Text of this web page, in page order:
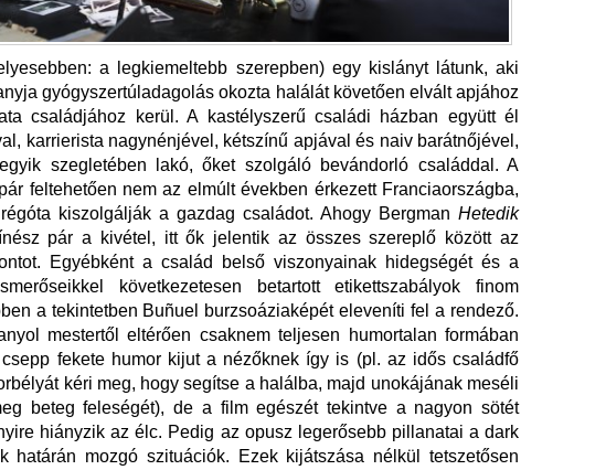
a legkiemeltebb szerepben) egy kislányt látunk, aki
gyógyszertúladagolás okozta halálát követően elvált apjához
családjához kerül. A kastélyszerű családi házban együtt él
karrierista nagynénjével, kétszínű apjával és naiv barátnőjével,
szegletében lakó, őket szolgáló bevándorló családdal. A
feltehetően nem az elmúlt években érkezett Franciaországba,
kiszolgálják a gazdag családot. Ahogy Bergman Hetedik
pár a kivétel, itt ők jelentik az összes szereplő között az
Egyébként a család belső viszonyainak hidegségét és a
következetesen betartott etikettszabályok finom
a tekintetben Buñuel burzsoáziaképét eleveníti fel a rendező.
mestertől eltérően csaknem teljesen humortalan formában
fekete humor kijut a nézőknek így is (pl. az idős családfő
kéri meg, hogy segítse a halálba, majd unokájának meséli
beteg feleségét), de a film egészét tekintve a nagyon sötét
hiányzik az élc. Pedig az opusz legerősebb pillanatai a dark
határán mozgó szituációk. Ezek kijátszása nélkül tetszetősen